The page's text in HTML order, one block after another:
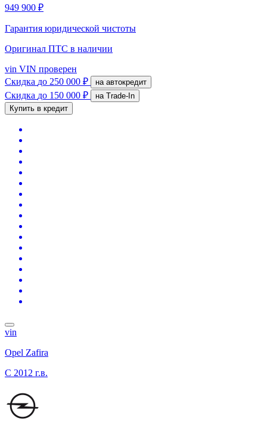
949 900 ₽
Гарантия юридической чистоты
Оригинал ПТС в наличии
vin VIN проверен
Скидка до 250 000 ₽ на автокредит
Скидка до 150 000 ₽
на Trade-In
Купить в кредит
vin
Opel Zafira
C 2012 г.в.